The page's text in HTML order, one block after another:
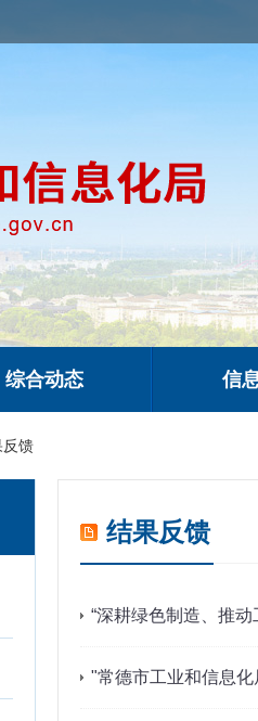
综合动态 信
反馈
结果反馈
“深耕绿色制造、推
"常德市工业和信息